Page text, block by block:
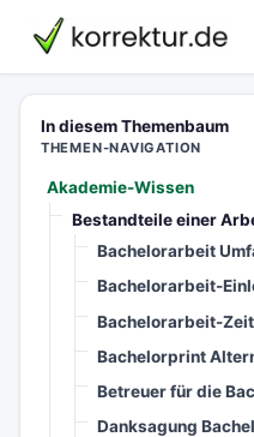
korrektur.de
In diesem Themenbaum
THEMEN-NAVIGATION
Akademie-Wissen
Bestandteile einer
Bachelorarbeit
Bachelorarbeit-
Bachelorarbeit-
Bachelorprint
Betreuer für die
Danksagung